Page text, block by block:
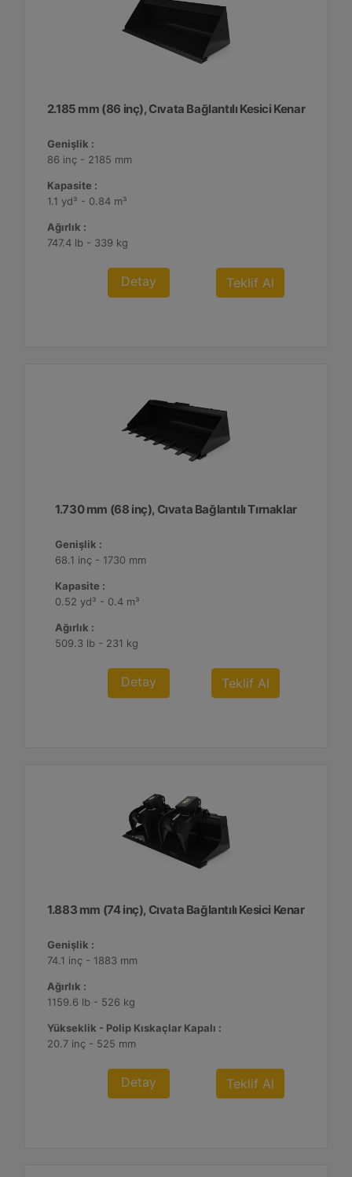
2.185 mm (86 inç), Cıvata Bağlantılı Kesici Kenar
Genişlik :
86 inç - 2185 mm
Kapasite :
1.1 yd³ - 0.84 m³
Ağırlık :
747.4 lb - 339 kg
Detay Teklif Al
1.730 mm (68 inç), Cıvata Bağlantılı Tırnaklar
Genişlik :
68.1 inç - 1730 mm
Kapasite :
0.52 yd³ - 0.4 m³
Ağırlık :
509.3 lb - 231 kg
Detay Teklif Al
1.883 mm (74 inç), Cıvata Bağlantılı Kesici Kenar
Genişlik :
74.1 inç - 1883 mm
Ağırlık :
1159.6 lb - 526 kg
Yükseklik - Polip Kıskaçlar Kapalı :
20.7 inç - 525 mm
Detay Teklif Al